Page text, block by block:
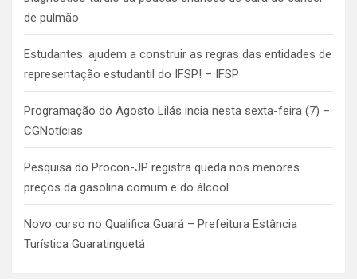
de pulmão
Estudantes: ajudem a construir as regras das entidades de
representação estudantil do IFSP! – IFSP
Programação do Agosto Lilás incia nesta sexta-feira (7) –
CGNotícias
Pesquisa do Procon-JP registra queda nos menores
preços da gasolina comum e do álcool
Novo curso no Qualifica Guará – Prefeitura Estância
Turística Guaratinguetá